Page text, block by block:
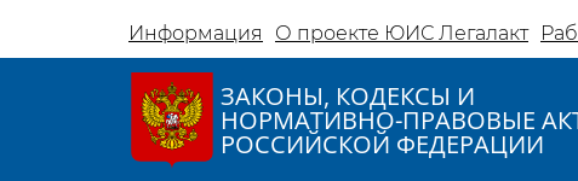
Информация О проекте ЮИС Легалакт
ЗАКОНЫ, КОДЕКСЫ И
НОРМАТИВНО-ПРАВОВЫЕ
РОССИЙСКОЙ ФЕДЕРАЦИИ